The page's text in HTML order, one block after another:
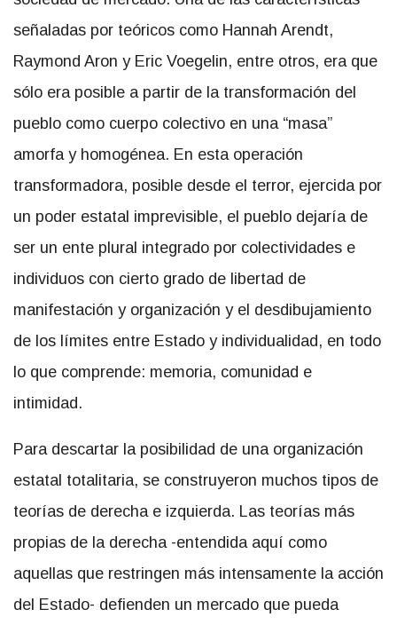
señaladas por teóricos como Hannah Arendt,
Raymond Aron y Eric Voegelin, entre otros, era que
sólo era posible a partir de la transformación del
pueblo como cuerpo colectivo en una “masa”
amorfa y homogénea. En esta operación
transformadora, posible desde el terror, ejercida por
un poder estatal imprevisible, el pueblo dejaría de
ser un ente plural integrado por colectividades e
individuos con cierto grado de libertad de
manifestación y organización y el desdibujamiento
de los límites entre Estado y individualidad, en todo
lo que comprende: memoria, comunidad e
intimidad.
Para descartar la posibilidad de una organización
estatal totalitaria, se construyeron muchos tipos de
teorías de derecha e izquierda. Las teorías más
propias de la derecha -entendida aquí como
aquellas que restringen más intensamente la acción
del Estado- defienden un mercado que pueda